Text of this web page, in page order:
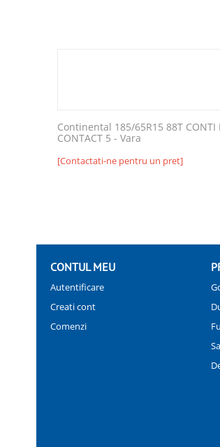
Continental 185/65R15 88T CONTI
CONTACT 5 - Vara
[Contactati-ne pentru un pret]
CONTUL MEU
Autentificare
Creati cont
Comenzi